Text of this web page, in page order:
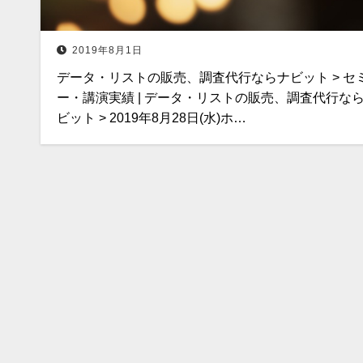
2019年8月1日
データ・リストの販売、調査代行ならナビット > セ
ー・講演実績 | データ・リストの販売、調査代行な
ビット > 2019年8月28日(水)ホ…